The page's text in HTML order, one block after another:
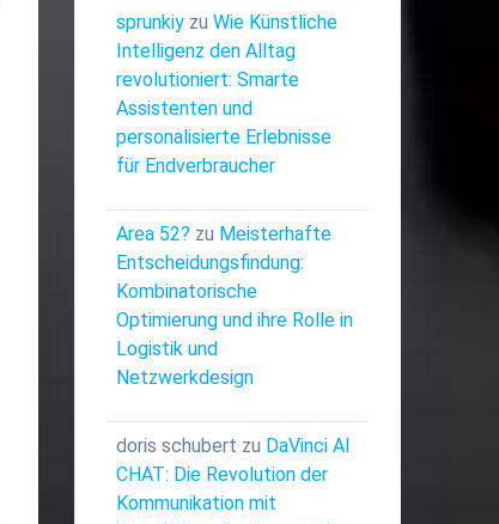
sprunkiyzu Wie Künstliche
Intelligenz den Alltag
revolutioniert: Smarte
Assistenten und
personalisierte Erlebnisse
für Endverbraucher
Area 52? zu Meisterhafte
Entscheidungsfindung:
Kombinatorische
Optimierung und ihre Rolle in
Logistik und
Netzwerkdesign
doris schubert zu DaVinci AI
CHAT: Die Revolution der
Kommunikation mit